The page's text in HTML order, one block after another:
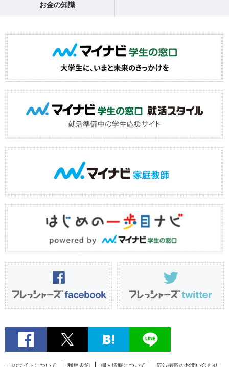
お金の知識
このサイトについて 利用規約 個人情報について 広告掲載のお問い合わせ